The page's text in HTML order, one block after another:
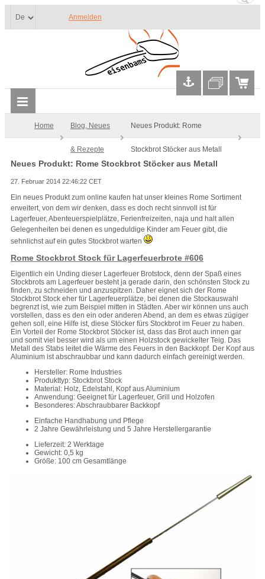
Anmelden
Home Blog, Neues
& Rezepte
Neues Produkt: Rome
Stockbrot Stöcker aus Metall
Neues Produkt: Rome Stockbrot Stöcker aus Metall
27. Februar 2014 22:46:22 CET
Ein neues Produkt zum online kaufen hat unser kleines Rome Sortiment
erweitert, von dem wir denken, dass es doch recht sinnvoll ist für
Lagerfeuer, Abenteuerspielplätze, Ferienfreizeiten, naja und halt allen
Gelegenheiten bei denen es ungeduldige Kinder am Feuer gibt, die
sehnlichst auf ein gutes Stockbrot warten
Rome Stockbrot Stock für Lagerfeuerbrote #606
Eigentlich ein Unding dieser Lagerfeuer Brotstock, denn der Spaß eines
Stockbrots am Lagerfeuer besteht ja gerade darin, den schönsten Stock zu
finden, zu schneiden und anzuspitzen. Daher eignet sich der Rome
Stockbrot Stock eher für Lagerfeuerplätze, bei denen die Stockauswahl
begrenzt ist, wie zum Beispiel mitten in Städten. Aber wir können uns auch
vorstellen, dass es den ein oder anderen Abend, an dem es etwas zügiger
gehen soll, eine Hilfe ist, diese Stöcker fürs Stockbrot im Feuer zu haben.
Ein Vorteil der Rome Stockbrot Stöcker ist, dass das Brot auch innen gar
und somit viel besser wird als um einen Holzstock gewickelter Teig. Das
Metall des Stabs leitet die Wärme des Feuers in den Backkopf. Der Kopf aus
Aluminium ist abschraubbar und kann dadurch einfach gereinigt werden.
Hersteller: Rome Industries
Produkttyp: Stockbrot Stock
Material: Holz, Edelstahl, Kopf aus Aluminium
Anwendung: Geeignet für Lagerfeuer, Grill und Holzofen
Besonderes: Abschraubbarer Backkopf
Einfache Handhabung und Pflege
2 Jahre Gewährleistung und 5 Jahre Herstellergarantie
Lieferzeit: 2 Werktage
Gewicht: 0,5 kg
Größe: 100 cm Gesamtlänge